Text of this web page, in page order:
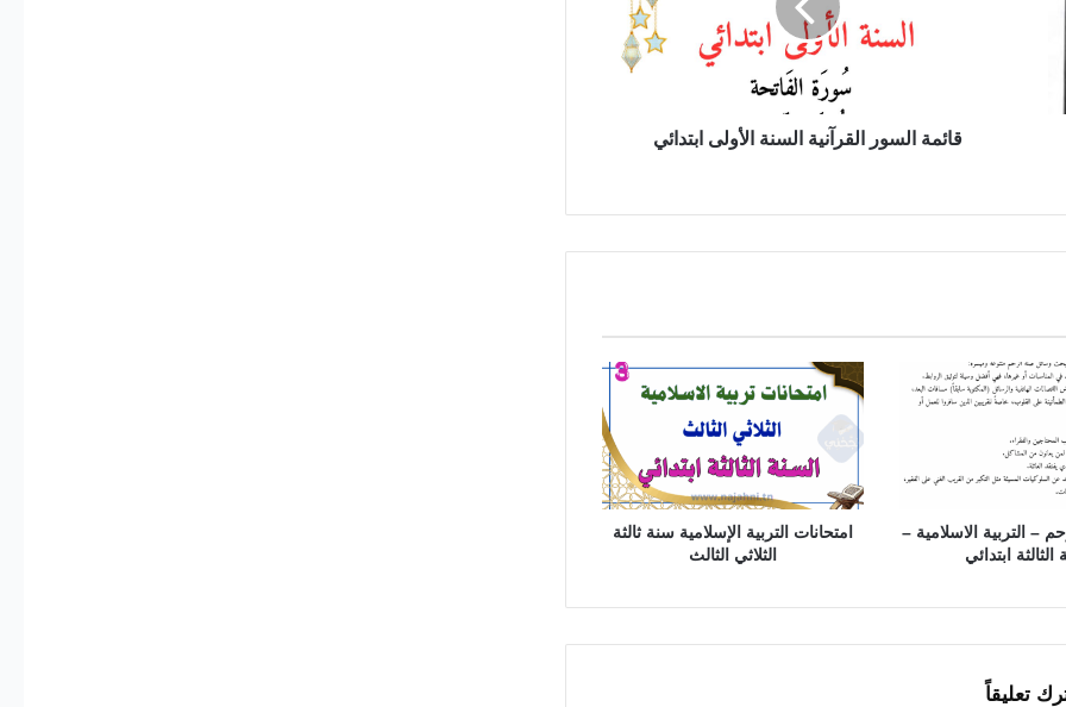
الأولى
ابتدائي
قائمة السور القرآنية السنة الأولى ابتدائي
– التربية الاسلامية –
الثالثة ابتدائي
امتحانات التربية الإسلامية سنة ثالثة
الثلاثي الثالث
تعليقاً